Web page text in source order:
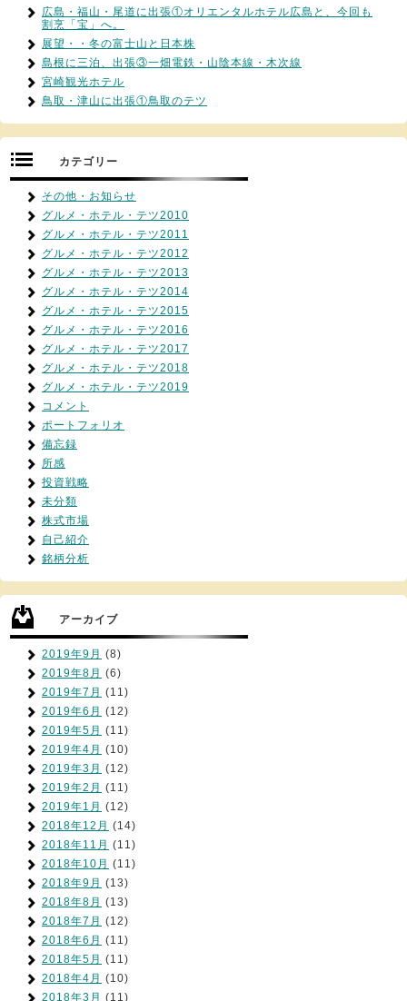
広島・福山・尾道に出張①オリエンタルホテル広島と、今回も
割烹「宝」へ。
展望・・冬の富士山と日本株
島根に三泊、出張③一畑電鉄・山陰本線・木次線
宮崎観光ホテル
鳥取・津山に出張①鳥取のテツ
カテゴリー
その他・お知らせ
グルメ・ホテル・テツ2010
グルメ・ホテル・テツ2011
グルメ・ホテル・テツ2012
グルメ・ホテル・テツ2013
グルメ・ホテル・テツ2014
グルメ・ホテル・テツ2015
グルメ・ホテル・テツ2016
グルメ・ホテル・テツ2017
グルメ・ホテル・テツ2018
グルメ・ホテル・テツ2019
コメント
ポートフォリオ
備忘録
所感
投資戦略
未分類
株式市場
自己紹介
銘柄分析
アーカイブ
2019年9月 (8)
2019年8月 (6)
2019年7月 (11)
2019年6月 (12)
2019年5月 (11)
2019年4月 (10)
2019年3月 (12)
2019年2月 (11)
2019年1月 (12)
2018年12月 (14)
2018年11月 (11)
2018年10月 (11)
2018年9月 (13)
2018年8月 (13)
2018年7月 (12)
2018年6月 (11)
2018年5月 (11)
2018年4月 (10)
2018年3月 (11)